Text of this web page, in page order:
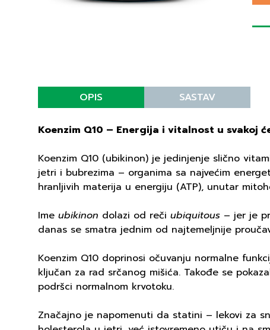
OPIS SASTAV
Koenzim Q10 – Energija i vitalnost u svakoj
Koenzim Q10 (ubikinon) je jedinjenje slično
jetri i bubrezima – organima sa najvećim
hranljivih materija u energiju (ATP), unutar
Ime ubikinon dolazi od reči ubiquitous – jer je
danas se smatra jednim od najtemeljnije
Koenzim Q10 doprinosi očuvanju normalne
ključan za rad srčanog mišića. Takođe se
podršci normalnom krvotoku.
Značajno je napomenuti da statini – lekovi za